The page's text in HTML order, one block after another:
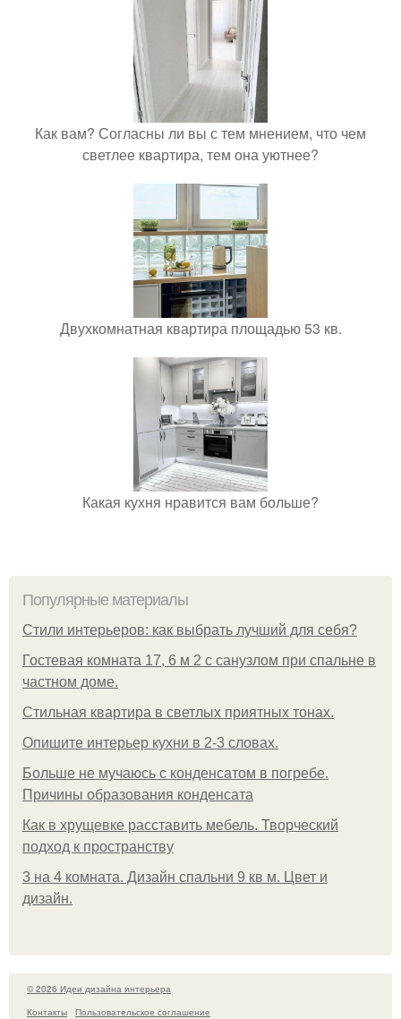
Как вам? Согласны ли вы с тем мнением, что чем
светлее квартира, тем она уютнее?
Двухкомнатная квартира площадью 53 кв.
Какая кухня нравится вам больше?
Популярные материалы
Стили интерьеров: как выбрать лучший для себя?
Гостевая комната 17, 6 м 2 с санузлом при спальне в
частном доме.
Стильная квартира в светлых приятных тонах.
Опишите интерьер кухни в 2-3 словах.
Больше не мучаюсь с конденсатом в погребе.
Причины образования конденсата
Как в хрущевке расставить мебель. Творческий
подход к пространству
3 на 4 комната. Дизайн спальни 9 кв м. Цвет и
дизайн.
© 2026 Идеи дизайна интерьера
Контакты
Пользовательское соглашение